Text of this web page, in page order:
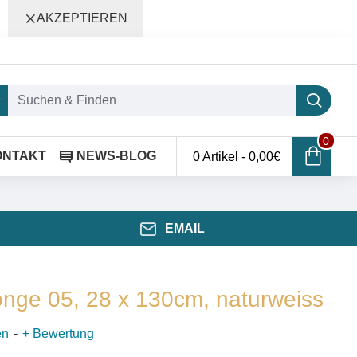
AKZEPTIEREN
NEWS-BLOG 0 Artikel - 0,00€
0
EMAIL
05, 28 x 130cm, naturweiss
- + Bewertung